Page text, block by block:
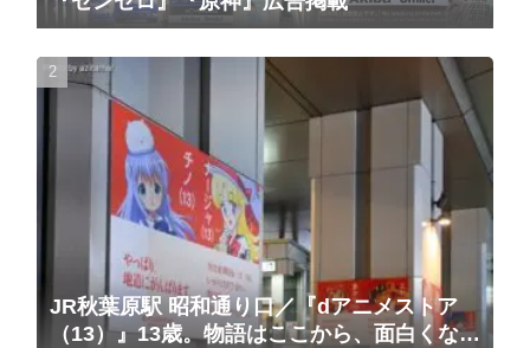
JR秋葉原駅 昭和通り口／『dアニメストア
（13）』13歳。物語はここから、面白くな